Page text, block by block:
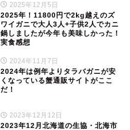
2025年12月5日
2025年！11800円で2kg越えのズ
ワイガニで大人3人+子供2人でカニ
鍋しましたが今年も美味しかった！
実食感想
2024年11月7日
2024年は例年よりタラバガニが安
くなっている蟹通販サイトがここ
だ！
2023年12月12日
2023年12月北海道の生協・北海市